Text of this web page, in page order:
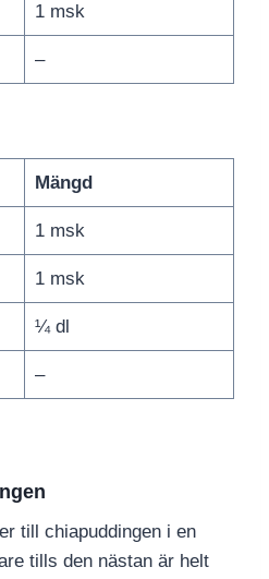
1 msk
–
Mängd
1 msk
1 msk
¼ dl
–
till chiapuddingen i en
tills den nästan är helt